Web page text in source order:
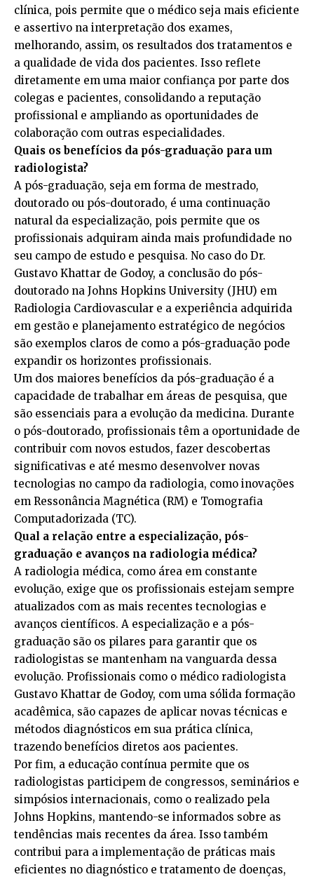
clínica, pois permite que o médico seja mais eficiente
e assertivo na interpretação dos exames,
melhorando, assim, os resultados dos tratamentos e
a qualidade de vida dos pacientes. Isso reflete
diretamente em uma maior confiança por parte dos
colegas e pacientes, consolidando a reputação
profissional e ampliando as oportunidades de
colaboração com outras especialidades.
Quais os benefícios da pós-graduação para um
radiologista?
A pós-graduação, seja em forma de mestrado,
doutorado ou pós-doutorado, é uma continuação
natural da especialização, pois permite que os
profissionais adquiram ainda mais profundidade no
seu campo de estudo e pesquisa. No caso do Dr.
Gustavo Khattar de Godoy, a conclusão do pós-
doutorado na Johns Hopkins University (JHU) em
Radiologia Cardiovascular e a experiência adquirida
em gestão e planejamento estratégico de negócios
são exemplos claros de como a pós-graduação pode
expandir os horizontes profissionais.
Um dos maiores benefícios da pós-graduação é a
capacidade de trabalhar em áreas de pesquisa, que
são essenciais para a evolução da medicina. Durante
o pós-doutorado, profissionais têm a oportunidade de
contribuir com novos estudos, fazer descobertas
significativas e até mesmo desenvolver novas
tecnologias no campo da radiologia, como inovações
em Ressonância Magnética (RM) e Tomografia
Computadorizada (TC).
Qual a relação entre a especialização, pós-
graduação e avanços na radiologia médica?
A radiologia médica, como área em constante
evolução, exige que os profissionais estejam sempre
atualizados com as mais recentes tecnologias e
avanços científicos. A especialização e a pós-
graduação são os pilares para garantir que os
radiologistas se mantenham na vanguarda dessa
evolução. Profissionais como o médico radiologista
Gustavo Khattar de Godoy, com uma sólida formação
acadêmica, são capazes de aplicar novas técnicas e
métodos diagnósticos em sua prática clínica,
trazendo benefícios diretos aos pacientes.
Por fim, a educação contínua permite que os
radiologistas participem de congressos, seminários e
simpósios internacionais, como o realizado pela
Johns Hopkins, mantendo-se informados sobre as
tendências mais recentes da área. Isso também
contribui para a implementação de práticas mais
eficientes no diagnóstico e tratamento de doenças,